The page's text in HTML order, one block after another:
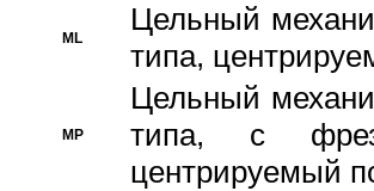
ML
Цельный
типа,
MP
Цельный
типа, с
центрируемый